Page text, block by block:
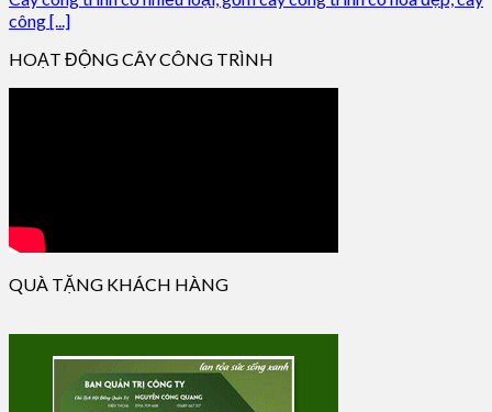
công [...]
HOẠT ĐỘNG CÂY CÔNG TRÌNH
QUÀ TẶNG KHÁCH HÀNG